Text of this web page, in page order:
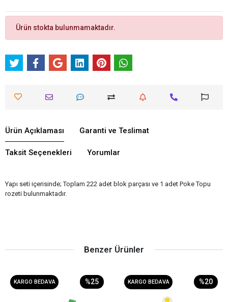
Ürün stokta bulunmamaktadır.
Ürün Açıklaması Garanti ve Teslimat
Taksit Seçenekleri Yorumlar
Yapı seti içerisinde; Toplam 222 adet blok parçası ve 1 adet Poke Topu
rozeti bulunmaktadır.
Benzer Ürünler
KARGO BEDAVA %25 KARGO BEDAVA %20